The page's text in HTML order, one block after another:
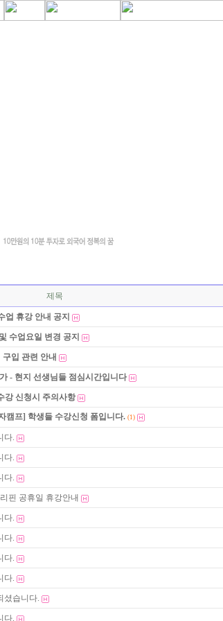
제목
업 휴강 안내 공지
수업요일 변경 공지
입 관련 안내
- 현지 선생님들 점심시간입니다
강 신청시 주의사항
캠프] 학생들 수강신청 폼입니다. (1)
다.
다.
다.
핀 공휴일 휴강안내
다.
다.
다.
다.
셨습니다.
다.